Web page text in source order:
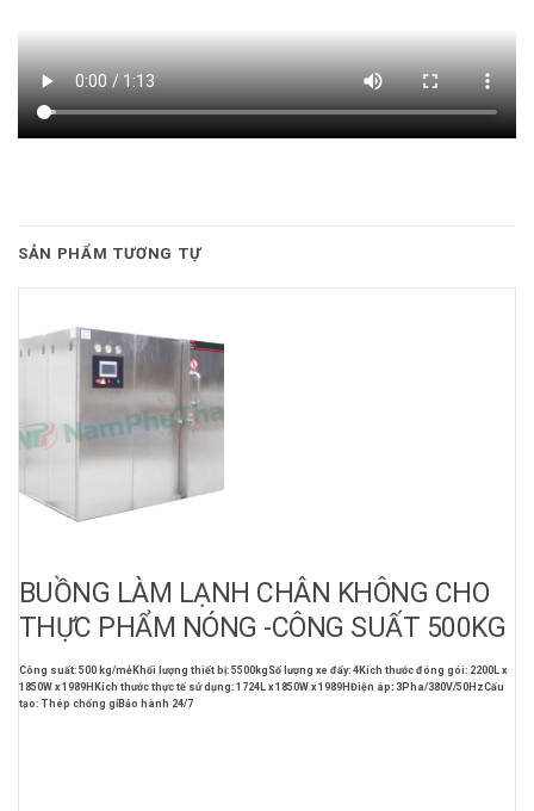
SẢN PHẨM TƯƠNG TỰ
BUỒNG LÀM LẠNH CHÂN KHÔNG CHO
THỰC PHẨM NÓNG -CÔNG SUẤT 500KG
Công suất: 500 kg/mẻKhối lượng thiết bị: 5500kg Số lượng xe đẩy: 4Kích thước đóng gói: 2200L x
1850W x 1989H Kích thước thực tế sử dụng: 1724L x 1850W x 1989H Điện áp: 3Pha/380V/50HzCấu
tạo: Thép chống gỉBảo hành 24/7